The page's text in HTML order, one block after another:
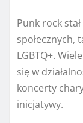
Punk rock
społecznych,
LGBTQ+.
się w
koncerty
inicjatywy.